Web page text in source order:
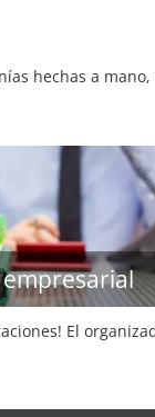
hechas a
El